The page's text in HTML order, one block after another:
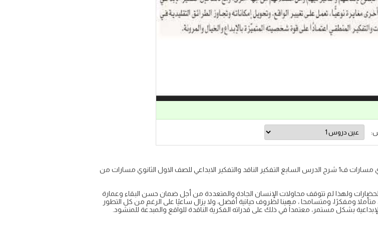
شرح درس التفكير الناقد والتفكير الإبداعي مادة التفكير الناقد اول ثانوي مسارات ف1 شرح الدرس السابع التفكير الناقد والتفكير الابداعي للصف الاول الثانوي مسارات من
الحضارات ولهذا لم تتوقف محاولات الإنسان الجادة والمتعددة من أجل ضمان حسن البقاء وعمارة
ومفكرًا، ومتسامحا ، مهينا لظروف حياتية أفضل، ولا يزال ساعيًا على الرغم من كل التطور
بشكل مستمر، معتمداً في ذلك على قدراته الفكرية الناقدة للواقع والمبدعة للمنشود.